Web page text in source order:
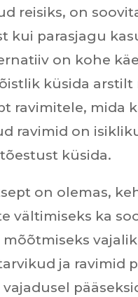
reisiks, on
kui parasjagu
on kohe
küsida arstilt
ravimitele, mida
ravimid on
küsida.
on olemas,
vältimiseks ka
ja ravimid